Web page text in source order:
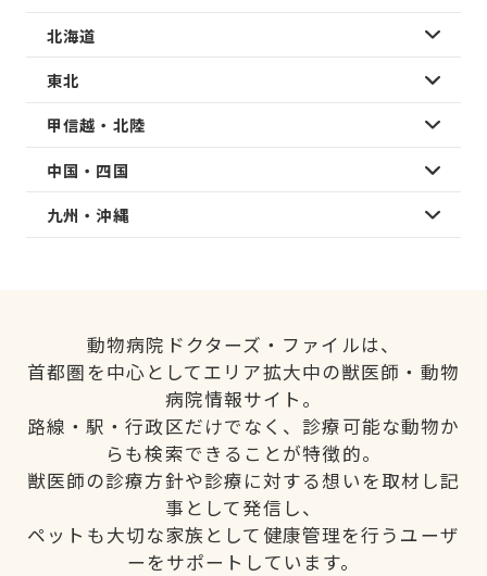
北海道
東北
甲信越・北陸
中国・四国
九州・沖縄
動物病院ドクターズ・ファイルは、
首都圏を中心としてエリア拡大中の獣医師・動物
病院情報サイト。
路線・駅・行政区だけでなく、診療可能な動物か
らも検索できることが特徴的。
獣医師の診療方針や診療に対する想いを取材し記
事として発信し、
ペットも大切な家族として健康管理を行うユーザ
ーをサポートしています。